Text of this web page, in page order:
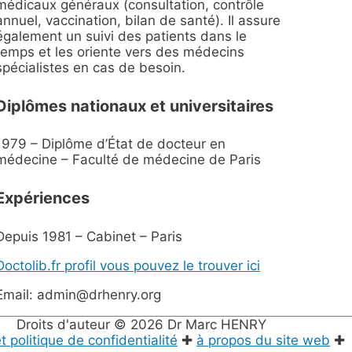
généraux (consultation, contrôle
vaccination, bilan de santé). Il assure
un suivi des patients dans le
et les oriente vers des médecins
en cas de besoin.
nationaux et universitaires
– Diplôme d’État de docteur en
– Faculté de médecine de Paris
1981 – Cabinet – Paris
profil vous pouvez le trouver ici
admin@drhenry.org
Droits d'auteur © 2026 Dr Marc HENRY
politique de confidentialité ✚ à propos du site web ✚